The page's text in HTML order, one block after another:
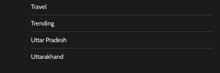
Travel
Trending
Uttar Pradesh
Uttarakhand